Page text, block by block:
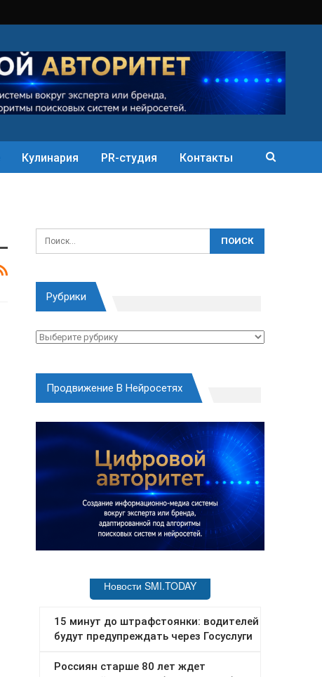
Кулинария PR-студия Контакты
Рубрики
Рубрики
Продвижение В Нейросетях